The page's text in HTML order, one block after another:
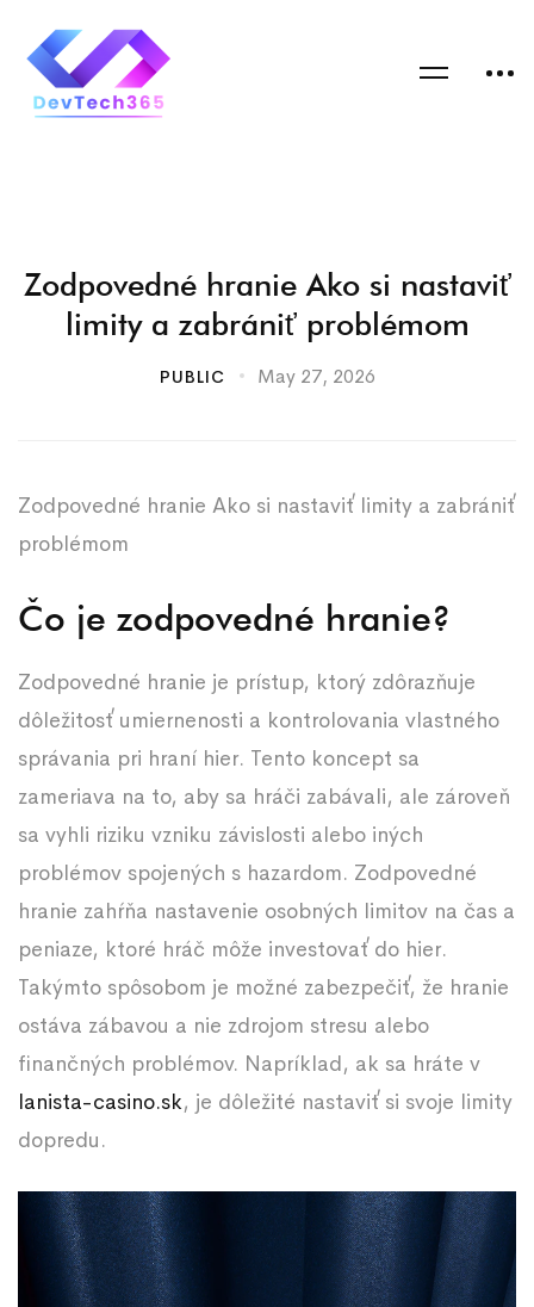
Zodpovedné hranie Ako si nastaviť
limity a zabrániť problémom
PUBLIC May 27, 2026
Zodpovedné hranie Ako si nastaviť limity a zabrániť
problémom
Čo je zodpovedné hranie?
Zodpovedné hranie je prístup, ktorý zdôrazňuje
dôležitosť umiernenosti a kontrolovania vlastného
správania pri hraní hier. Tento koncept sa
zameriava na to, aby sa hráči zabávali, ale zároveň
sa vyhli riziku vzniku závislosti alebo iných
problémov spojených s hazardom. Zodpovedné
hranie zahŕňa nastavenie osobných limitov na čas a
peniaze, ktoré hráč môže investovať do hier.
Takýmto spôsobom je možné zabezpečiť, že hranie
ostáva zábavou a nie zdrojom stresu alebo
finančných problémov. Napríklad, ak sa hráte v
lanista-casino.sk, je dôležité nastaviť si svoje limity
dopredu.